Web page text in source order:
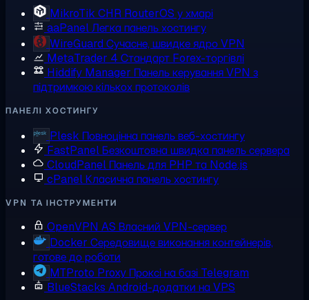
MikroTik CHR RouterOS у хмарі
aaPanelЛегка панель хостингу
WireGuard Сучасне, швидке ядро VPN
MetaTrader 4 Стандарт Forex-торгівлі
Hiddify Manager Панель керування VPN з
підтримкою кількох протоколів
ПАНЕЛІ ХОСТИНГУ
Plesk Повноцінна панель веб-хостингу
FastPanelБезкоштовна швидка панель сервера
CloudPanel Панель для PHP та Node.js
cPanelКласична панель хостингу
VPN ТА ІНСТРУМЕНТИ
OpenVPN AS Власний VPN-сервер
Docker Середовище виконання контейнерів,
готове до роботи
MTProto Proxy Проксі на базі Telegram
BlueStacks Android-додатки на VPS